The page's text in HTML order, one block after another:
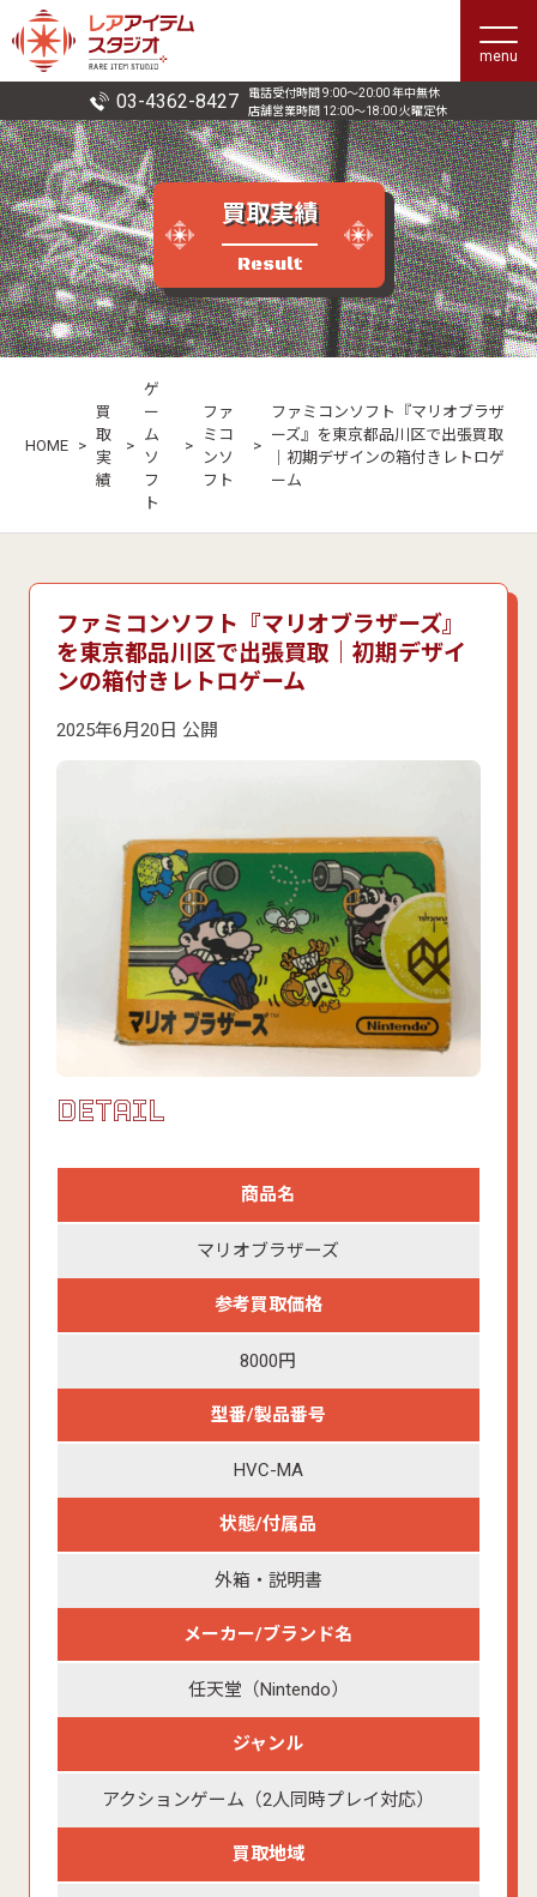
menu
03-4362-8427
電話受付時間 9:00〜20:00 年中無休
店舗営業時間 12:00〜18:00 火曜定休
買取実績
Result
HOME >
買
取
実
績
>
ゲ
ー
ム
ソ
フ
ト
>
ファ
ミコ
ンソ
フト
>
ファミコンソフト『マリオブラザ
ーズ』を東京都品川区で出張買取
｜初期デザインの箱付きレトロゲ
ーム
ファミコンソフト『マリオブラザーズ』
を東京都品川区で出張買取｜初期デザイ
ンの箱付きレトロゲーム
2025年6月20日 公開
DETAIL
商品名
マリオブラザーズ
参考買取価格
8000円
型番/製品番号
HVC-MA
状態/付属品
外箱・説明書
メーカー/ブランド名
任天堂（Nintendo）
ジャンル
アクションゲーム（2人同時プレイ対応）
買取地域